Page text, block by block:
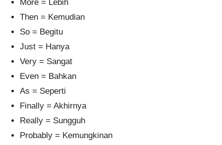
More = Lebih
Then = Kemudian
So = Begitu
Just = Hanya
Very = Sangat
Even = Bahkan
As = Seperti
Finally = Akhirnya
Really = Sungguh
Probably = Kemungkinan